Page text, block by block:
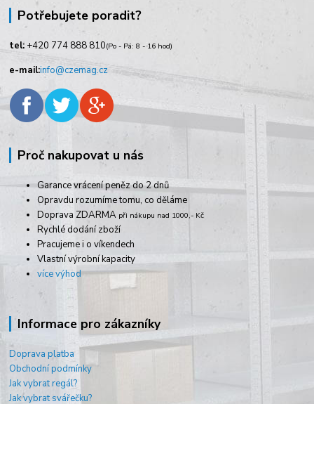
Potřebujete poradit?
tel: +420 774 888 810(Po - Pá: 8 - 16 hod)
e-mail:info@czemag.cz
Proč nakupovat u nás
Garance vrácení peněz do 2 dnů
Opravdu rozumíme tomu, co děláme
Doprava ZDARMA při nákupu nad 1000,- Kč
Rychlé dodání zboží
Pracujeme i o víkendech
Vlastní výrobní kapacity
více výhod
Informace pro zákazníky
Doprava platba
Obchodní podmínky
Jak vybrat regál?
Jak vybrat svářečku?